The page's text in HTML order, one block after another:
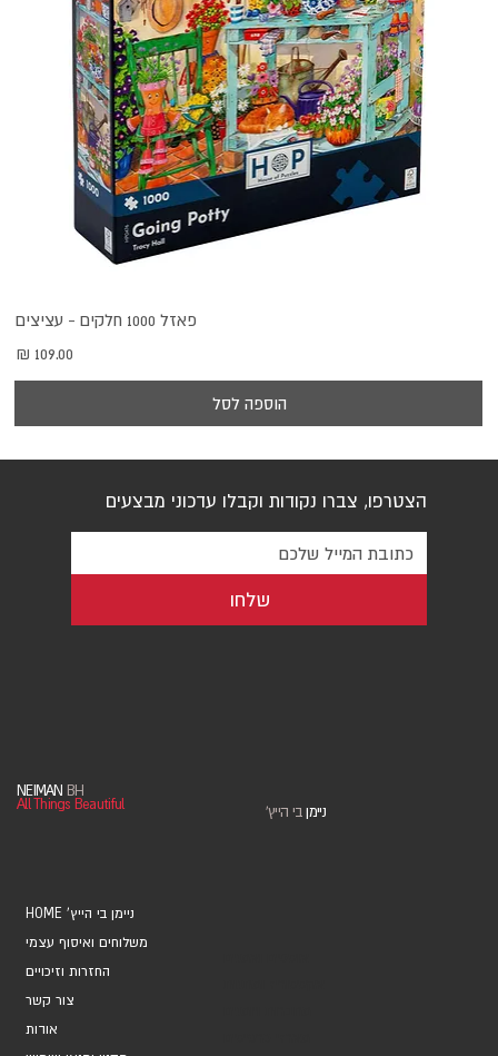
פאזל 1000 חלקים - עציצים
מחיר
הוספה לסל
HOME 'ניימן בי הייץ
משלוחים ואיסוף עצמי
החזרות וזיכויים
צור קשר
אודות
הצטרפו, צברו נקודות וקבלו עדכוני מבצעים
שלחו
NEIMAN BH
All Things Beautiful
' ניימן בי הייץ